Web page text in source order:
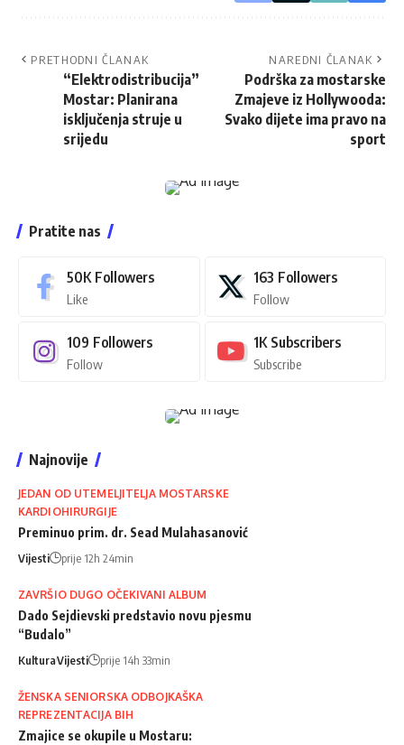
PRETHODNI ČLANAK
“Elektrodistribucija”
Mostar: Planirana
isključenja struje u
srijedu
NAREDNI ČLANAK
Podrška za mostarske
Zmajeve iz Hollywooda:
Svako dijete ima pravo na
sport
Pratite nas
50K Followers
Like
163 Followers
Follow
109 Followers
Follow
1K Subscribers
Subscribe
Najnovije
JEDAN OD UTEMELJITELJA MOSTARSKE
KARDIOHIRURGIJE
Preminuo prim. dr. Sead Mulahasanović
Vijesti prije 12h 24min
ZAVRŠIO DUGO OČEKIVANI ALBUM
Dado Sejdievski predstavio novu pjesmu
“Budalo”
KulturaVijesti prije 14h 33min
ŽENSKA SENIORSKA ODBOJKAŠKA
REPREZENTACIJA BIH
Zmajice se okupile u Mostaru: